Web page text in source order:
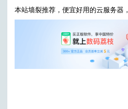
本站墙裂推荐，便宜好用的云服务器，